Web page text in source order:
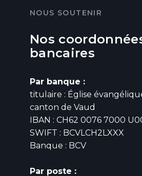
NOUS SOUTENIR
Nos
bancaires
Par banque :
titulaire : Église
canton de Vaud
IBAN : CH62 0076 7000
SWIFT : BCVLCH2LXXX
Banque : BCV
Par poste :